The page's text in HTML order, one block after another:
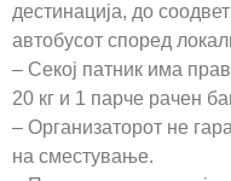
дестинација, до
автобусот според
– Секој патник има
20 кг и 1 парче рачен
– Организаторот не
на сместување.